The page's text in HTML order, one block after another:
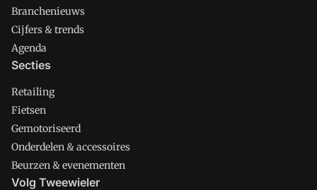
Branchenieuws
Cijfers & trends
Agenda
Secties
Retailing
Fietsen
Gemotoriseerd
Onderdelen & accessoires
Beurzen & evenementen
Volg Tweewieler